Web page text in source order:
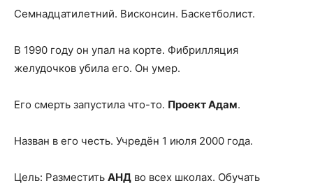
Семнадцатилетний. Висконсин. Баскетболист.
В 1990 году он упал на корте. Фибрилляция
желудочков убила его. Он умер.
Его смерть запустила что-то. Проект Адам.
Назван в его честь. Учредён 1 июля 2000 года.
Цель: Разместить АНД во всех школах. Обучать